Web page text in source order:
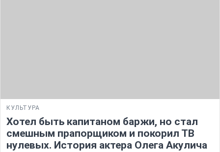
КУЛЬТУРА
Хотел быть капитаном баржи, но стал
смешным прапорщиком и покорил ТВ
нулевых. История актера Олега Акулича